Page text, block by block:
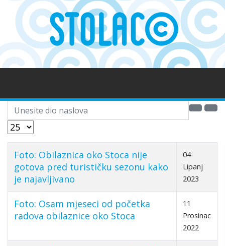
Unesite dio naslova
Prikaz #
Foto: Obilaznica oko Stoca nije
gotova pred turističku sezonu kako
je najavljivano
04
Lipanj
2023
Foto: Osam mjeseci od početka
radova obilaznice oko Stoca
11
Prosinac
2022